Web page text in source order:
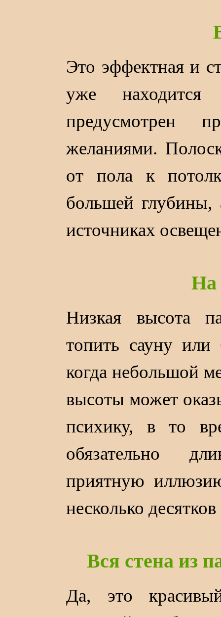
Это эффектная и
уже
предусмотрен
желаниями.
от пола к
большей глубины,
источниках
На
Низкая высота
топить сауну
когда небольшой
высоты может
психику, в то
обязательно
приятную
несколько
Вся стена из
Да, это